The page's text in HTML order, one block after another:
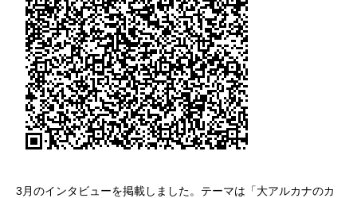
3月のインタビューを掲載しました。テーマは「大アルカナのカ